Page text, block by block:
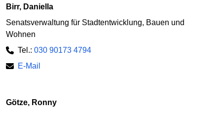
Birr, Daniella
Senatsverwaltung für Stadtentwicklung, Bauen und
Wohnen
Tel.: 030 90173 4794
E-Mail
Götze, Ronny